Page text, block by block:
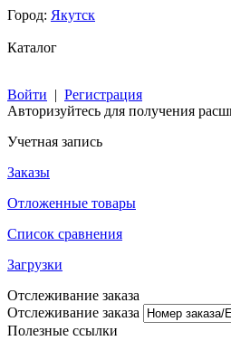
Город: Якутск
Каталог
Войти | Регистрация
Авторизуйтесь для получения
Учетная запись
Заказы
Отложенные товары
Список сравнения
Загрузки
Отслеживание заказа
Отслеживание заказа
Полезные ссылки